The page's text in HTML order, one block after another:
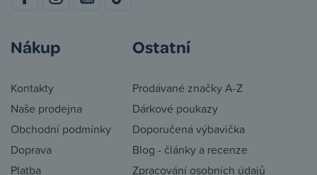
Nákup
Kontakty
Naše prodejna
Obchodní podmínky
Doprava
Platba
Ostatní
Prodávané značky A-Z
Dárkové poukazy
Doporučená výbavička
Blog - články a recenze
Zpracování osobních údajů